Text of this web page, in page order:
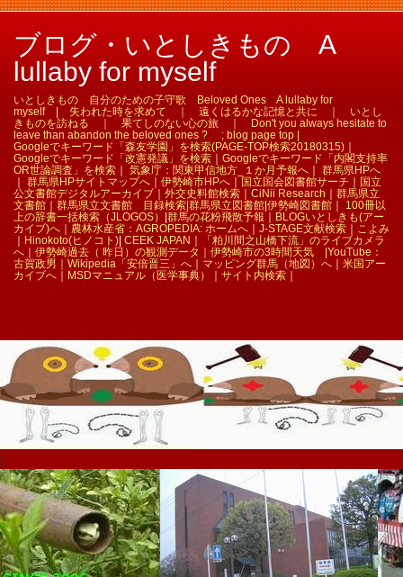
ブログ・いとしきもの A
lullaby for myself
いとしきもの 自分のための子守歌 Beloved Ones A lullaby for
myself | 失われた時を求めて ｜ 遠くはるかな記憶と共に ｜ いとし
きものを訪ねる ｜ 果てしのない心の旅 ｜ Don't you always hesitate to
leave than abandon the beloved ones ? ; blog page top |
Googleでキーワード「森友学園」を検索(PAGE-TOP検索20180315)
Googleでキーワード「改憲発議」を検索
Googleでキーワード「内閣支持率
OR世論調査」を検索
気象庁：関東甲信地方_１か月予報へ
群馬県HPへ
群馬県HPサイトマップへ 伊勢崎市HPへ 国立国会図書館サーチ
国立
公文書館デジタルアーカイブ
外交史料館検索 CiNii Research
群馬県立
文書館
群馬県立文書館 目録検索| 群馬県立図書館 伊勢崎図書館
100冊以
上の辞書一括検索（JLOGOS）
群馬の花粉飛散予報
BLOGいとしきも(アー
カイブ)へ
農林水産省：AGROPEDIA: ホームへ J-STAGE文献検索
こよみ
Hinokoto(ヒノコト) CEEK JAPAN
「粕川間之山橋下流」のライブカメラ
へ
伊勢崎過去（ 昨日）の観測データ｜ 伊勢崎市の3時間天気 | YouTube：
古賀政男｜ Wikipedia「安倍晋三」へ マッピング群馬（地図）へ
米国アー
カイブへ
MSDマニュアル（医学事典） サイト内検索